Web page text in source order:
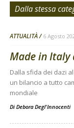
Dalla stessa
ATTUALITÀ 6 Agosto
Made in Italy
Dalla sfida dei dazi
un bilancio a tutto
mondiale
Di Debora Degl'Innocenti